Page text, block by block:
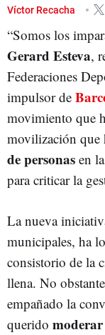
PLAZA SANT JAUME
Víctor Recacha
“Somos los
Gerard Esteva,
Federaciones
impulsor de
movimiento que
movilización que
de personas en
para criticar la
La nueva
municipales, ha
consistorio de la
llena. No
empañado la
querido moderar